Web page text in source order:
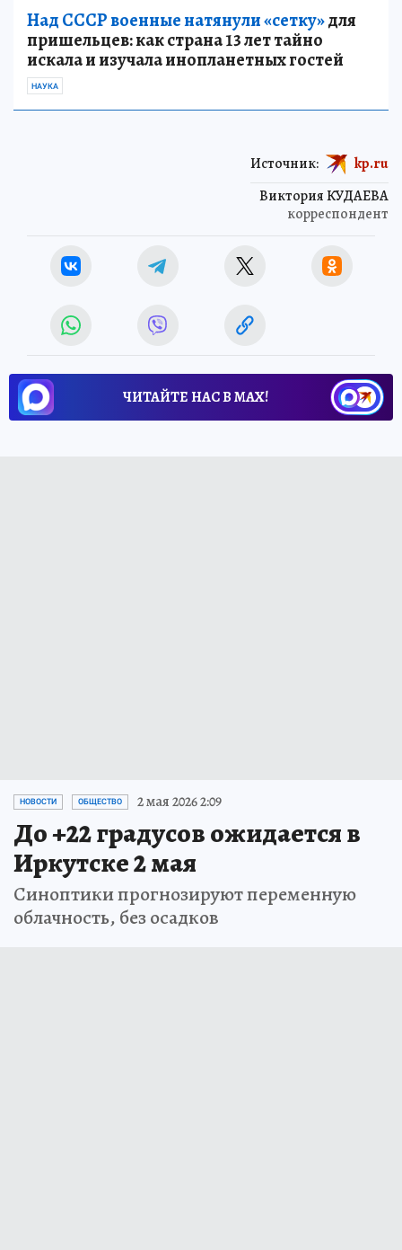
Над СССР военные натянули «сетку»для
пришельцев: как страна 13 лет тайно
искала и изучала инопланетных гостей
НАУКА
Виктория КУДАЕВА
корреспондент
Источник: kp.ru
ЧИТАЙТЕ НАС В МАХ!
НОВОСТИ ОБЩЕСТВО 2 мая 2026 2:09
До +22 градусов ожидается в
Иркутске 2 мая
Синоптики прогнозируют переменную
облачность, без осадков